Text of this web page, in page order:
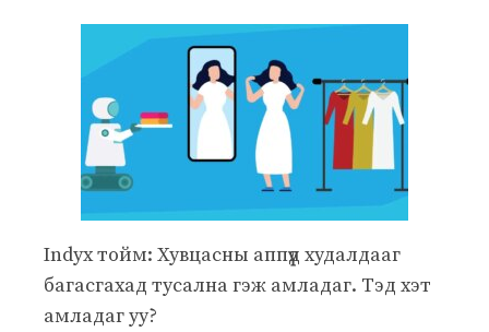
Indyx тойм: Хувцасны аппүүд худалдааг
багасгахад тусална гэж амладаг. Тэд хэт
амладаг уу?